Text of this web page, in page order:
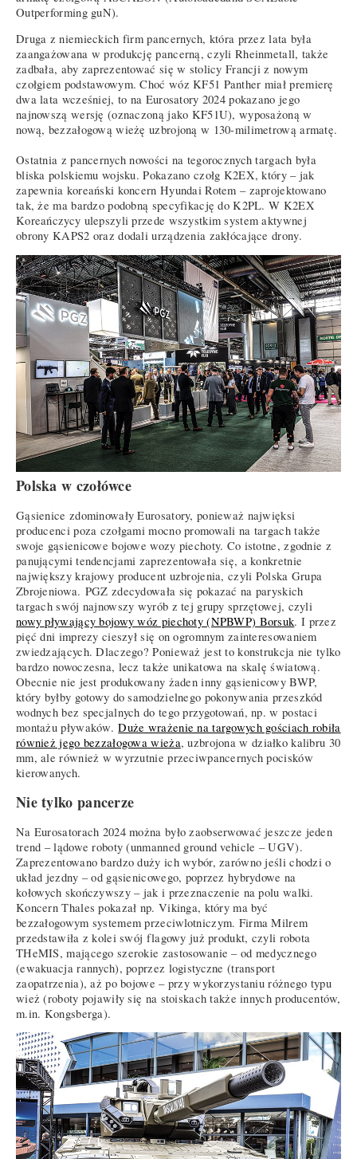
Outperforming guN).
Druga z niemieckich firm pancernych, która przez lata była
zaangażowana w produkcję pancerną, czyli Rheinmetall, także
zadbała, aby zaprezentować się w stolicy Francji z nowym
czołgiem podstawowym. Choć wóz KF51 Panther miał premierę
dwa lata wcześniej, to na Eurosatory 2024 pokazano jego
najnowszą wersję (oznaczoną jako KF51U), wyposażoną w
nową, bezzałogową wieżę uzbrojoną w 130-milimetrową armatę.
Ostatnia z pancernych nowości na tegorocznych targach była
bliska polskiemu wojsku. Pokazano czołg K2EX, który – jak
zapewnia koreański koncern Hyundai Rotem – zaprojektowano
tak, że ma bardzo podobną specyfikację do K2PL. W K2EX
Koreańczycy ulepszyli przede wszystkim system aktywnej
obrony KAPS2 oraz dodali urządzenia zakłócające drony.
Polska w czołówce
Gąsienice zdominowały Eurosatory, ponieważ najwięksi
producenci poza czołgami mocno promowali na targach także
swoje gąsienicowe bojowe wozy piechoty. Co istotne, zgodnie z
panującymi tendencjami zaprezentowała się, a konkretnie
największy krajowy producent uzbrojenia, czyli Polska Grupa
Zbrojeniowa. PGZ zdecydowała się pokazać na paryskich
targach swój najnowszy wyrób z tej grupy sprzętowej, czyli
nowy pływający bojowy wóz piechoty (NPBWP) Borsuk. I przez
pięć dni imprezy cieszył się on ogromnym zainteresowaniem
zwiedzających. Dlaczego? Ponieważ jest to konstrukcja nie tylko
bardzo nowoczesna, lecz także unikatowa na skalę światową.
Obecnie nie jest produkowany żaden inny gąsienicowy BWP,
który byłby gotowy do samodzielnego pokonywania przeszkód
wodnych bez specjalnych do tego przygotowań, np. w postaci
montażu pływaków.Duże wrażenie na targowych gościach robiła
również jego bezzałogowa wieża, uzbrojona w działko kalibru 30
mm, ale również w wyrzutnie przeciwpancernych pocisków
kierowanych.
Nie tylko pancerze
Na Eurosatorach 2024 można było zaobserwować jeszcze jeden
trend – lądowe roboty (unmanned ground vehicle – UGV).
Zaprezentowano bardzo duży ich wybór, zarówno jeśli chodzi o
układ jezdny – od gąsienicowego, poprzez hybrydowe na
kołowych skończywszy – jak i przeznaczenie na polu walki.
Koncern Thales pokazał np. Vikinga, który ma być
bezzałogowym systemem przeciwlotniczym. Firma Milrem
przedstawiła z kolei swój flagowy już produkt, czyli robota
THeMIS, mającego szerokie zastosowanie – od medycznego
(ewakuacja rannych), poprzez logistyczne (transport
zaopatrzenia), aż po bojowe – przy wykorzystaniu różnego typu
wież (roboty pojawiły się na stoiskach także innych producentów,
m.in. Kongsberga).